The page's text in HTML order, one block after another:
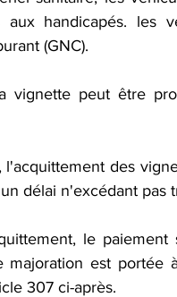
handicapés. les
(GNC).
vignette peut être
délai n'excédant pas
est portée
307 ci-après.